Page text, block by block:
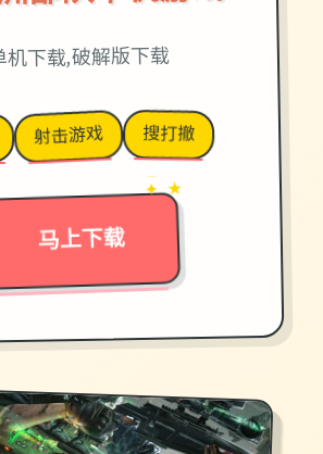
机下载,破解版下载
射击游戏 搜打撤
马上下载
→
✦ ★